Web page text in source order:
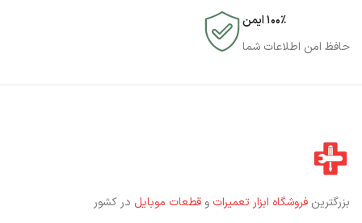
۱۰۰٪ ایمن
حافظ امن اطلاعات شما
بزرگترین فروشگاه ابزار تعمیرات و قطعات موبایل در کشور